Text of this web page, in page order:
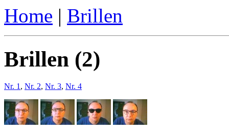
Home | Brillen
Brillen (2)
Nr. 1 , Nr. 2, Nr. 3, Nr. 4